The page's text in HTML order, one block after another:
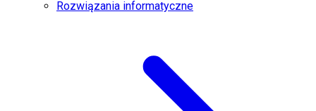
Rozwiązania informatyczne